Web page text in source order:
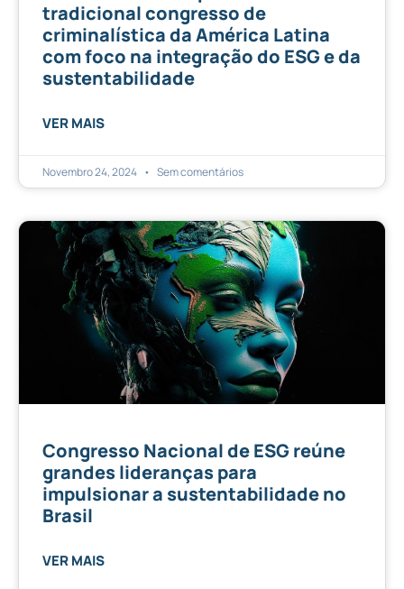
tradicional congresso de
criminalística da América Latina
com foco na integração do ESG e da
sustentabilidade
VER MAIS
Novembro 24, 2024 Sem comentários
Congresso Nacional de ESG reúne
grandes lideranças para
impulsionar a sustentabilidade no
Brasil
VER MAIS